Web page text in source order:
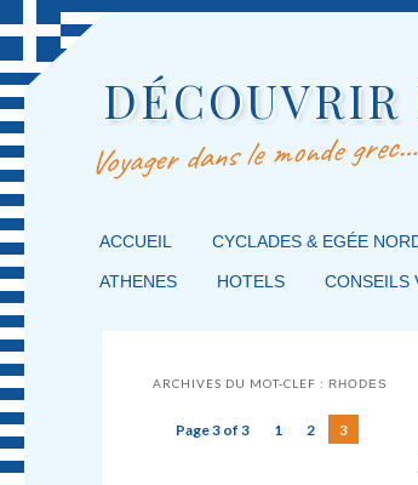
DÉCOUVRIR
Voyager dans le monde grec…
MENU PRINCIPAL
MASQUER LA NAVIGATION
MASQUER LA NAVIGATION
ACCUEIL CYCLADES & EGÉE
ATHENES HOTELS CONSEILS
ARCHIVES DU MOT-CLEF :RHODES
Page 3 of 3 1 2 3